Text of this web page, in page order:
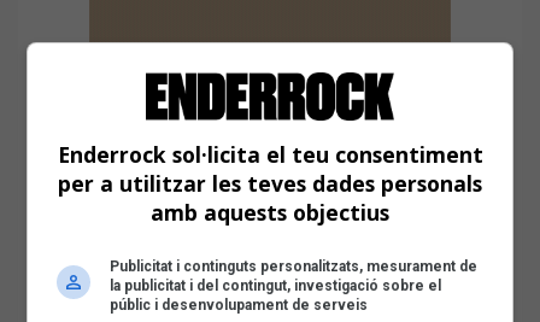
Enderrock sol·licita el teu consentiment
per a utilitzar les teves dades personals
amb aquests objectius
Publicitat i continguts personalitzats, mesurament de
la publicitat i del contingut, investigació sobre el
públic i desenvolupament de serveis